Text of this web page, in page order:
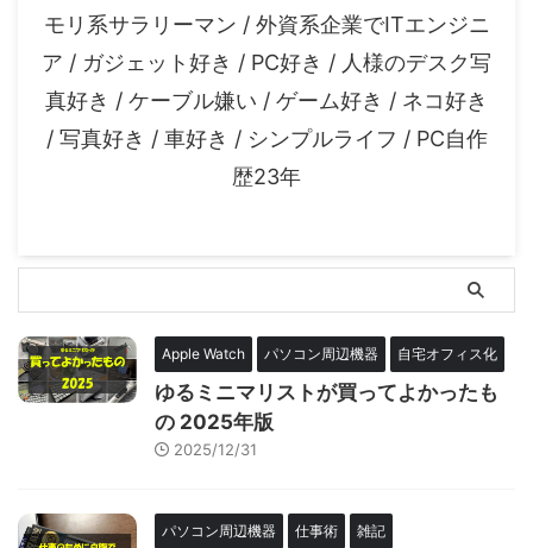
モリ系サラリーマン / 外資系企業でITエンジニ
ア / ガジェット好き / PC好き / 人様のデスク写
真好き / ケーブル嫌い / ゲーム好き / ネコ好き
/ 写真好き / 車好き / シンプルライフ / PC自作
歴23年
Apple Watch パソコン周辺機器 自宅オフィス化
ゆるミニマリストが買ってよかったも
の 2025年版
2025/12/31
パソコン周辺機器 仕事術 雑記